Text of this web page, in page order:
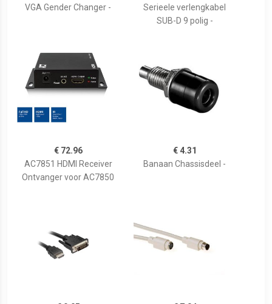
VGA Gender Changer -
Serieele verlengkabel
SUB-D 9 polig -
€ 72.96
AC7851 HDMI Receiver
Ontvanger voor AC7850
€ 4.31
Banaan Chassisdeel -